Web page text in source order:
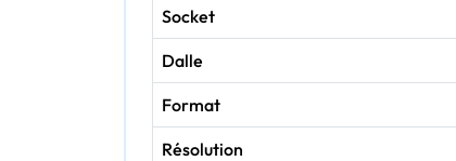
Socket
Dalle
Format
Résolution